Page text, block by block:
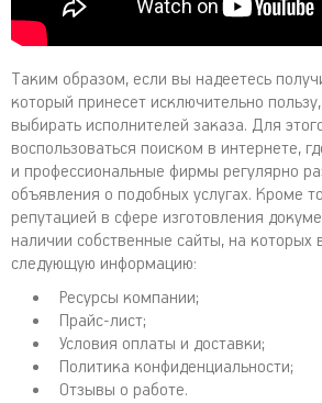
Таким образом, если вы надеетесь
который принесет исключительно
выбирать исполнителей заказа. Для
воспользоваться поиском в интернете,
и профессиональные фирмы регулярно
объявления о подобных услугах. Кроме
репутацией в сфере изготовления
наличии собственные сайты, на
следующую информацию:
Ресурсы компании;
Прайс-лист;
Условия оплаты и доставки;
Политика конфиденциальности;
Отзывы о работе.